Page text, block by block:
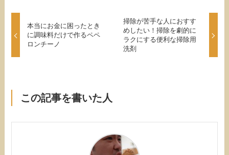
本当にお金に困ったとき
に調味料だけで作るペペ
ロンチーノ
掃除が苦手な人におすす
めしたい！掃除を劇的に
ラクにする便利な掃除用
洗剤
この記事を書いた人